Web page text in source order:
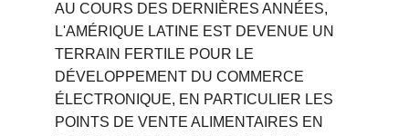
AU COURS DES DERNIÈRES ANNÉES,
L'AMÉRIQUE LATINE EST DEVENUE UN
TERRAIN FERTILE POUR LE
DÉVELOPPEMENT DU COMMERCE
ÉLECTRONIQUE, EN PARTICULIER LES
POINTS DE VENTE ALIMENTAIRES EN